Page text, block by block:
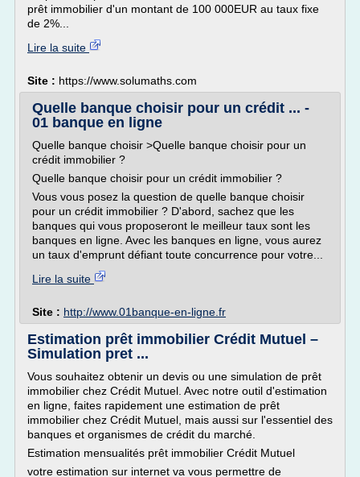
prêt immobilier d'un montant de 100 000EUR au taux fixe
de 2%...
Lire la suite
Site : https://www.solumaths.com
Quelle banque choisir pour un crédit ... -
01 banque en ligne
Quelle banque choisir >Quelle banque choisir pour un
crédit immobilier ?
Quelle banque choisir pour un crédit immobilier ?
Vous vous posez la question de quelle banque choisir
pour un crédit immobilier ? D'abord, sachez que les
banques qui vous proposeront le meilleur taux sont les
banques en ligne. Avec les banques en ligne, vous aurez
un taux d'emprunt défiant toute concurrence pour votre...
Lire la suite
Site : http://www.01banque-en-ligne.fr
Estimation prêt immobilier Crédit Mutuel –
Simulation pret ...
Vous souhaitez obtenir un devis ou une simulation de prêt
immobilier chez Crédit Mutuel. Avec notre outil d'estimation
en ligne, faites rapidement une estimation de prêt
immobilier chez Crédit Mutuel, mais aussi sur l'essentiel des
banques et organismes de crédit du marché.
Estimation mensualités prêt immobilier Crédit Mutuel
votre estimation sur internet va vous permettre de